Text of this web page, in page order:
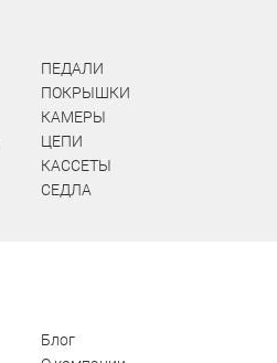
ПЕДАЛИ
ПОКРЫШКИ
КАМЕРЫ
ЦЕПИ
КАССЕТЫ
СЕДЛА
Блог